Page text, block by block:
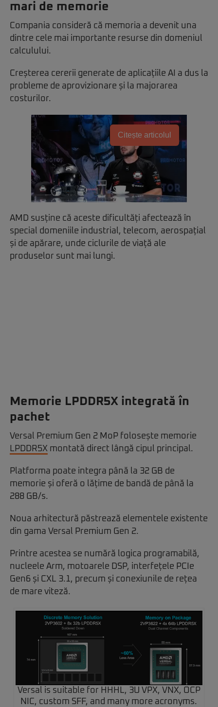
mari de memorie
Compania consideră că memoria a devenit una
dintre cele mai importante resurse din domeniul
calculului.
Creșterea cererii generate de aplicațiile AI a dus la
probleme de aprovizionare și la majorarea
costurilor.
Citește articolul
AMD susține că aceste dificultăți afectează în
special domeniile industrial, telecom, aerospațial
și de apărare, unde ciclurile de viață ale
produselor sunt mai lungi.
Memorie LPDDR5X integrată în
pachet
Versal Premium Gen 2 MoP folosește memorie
LPDDR5X montată direct lângă cipul principal.
Platforma poate integra până la 32 GB de
memorie și oferă o lățime de bandă de până la
288 GB/s.
Noua arhitectură păstrează elementele existente
din gama Versal Premium Gen 2.
Printre acestea se numără logica programabilă,
nucleele Arm, motoarele DSP, interfețele PCIe
Gen6 și CXL 3.1, precum și conexiunile de rețea
de mare viteză.
Versal is suitable for HHHL, 3U VPX, VNX, OCP
NIC, custom SFF, and many more acronyms.